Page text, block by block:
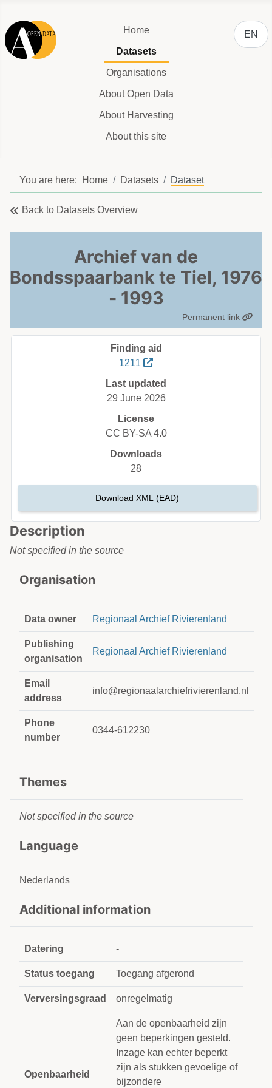
Home
Datasets
Organisations
About Open Data
About Harvesting
About this site
Select
EN
You are here: Home Datasets Dataset
Back to Datasets Overview
Archief van de
Bondsspaarbank te Tiel, 1976
- 1993
Permanent link
Description
Not specified in the source
Organisation
Data owner Regionaal Archief Rivierenland
Publishing
organisation
Regionaal Archief Rivierenland
Email
address
info@regionaalarchiefrivierenland.nl
Phone
number
0344-612230
Themes
Not specified in the source
Language
Nederlands
Additional information
Datering -
Status toegang Toegang afgerond
Verversingsgraad onregelmatig
Openbaarheid
Aan de openbaarheid zijn
geen beperkingen gesteld.
Inzage kan echter beperkt
zijn als stukken gevoelige of
bijzondere
Finding aid
1211
Last updated
29 June 2026
License
CC BY-SA 4.0
Downloads
28
Download XML (EAD)